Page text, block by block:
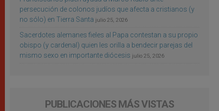
persecución de colonos judíos que afecta a cristianos (y
no sólo) en Tierra Santa julio 25, 2026
Sacerdotes alemanes fieles al Papa contestan a su propio
obispo (y cardenal) quien les orilla a bendecir parejas del
mismo sexo en importante diócesis julio 25, 2026
PUBLICACIONES MÁS VISTAS